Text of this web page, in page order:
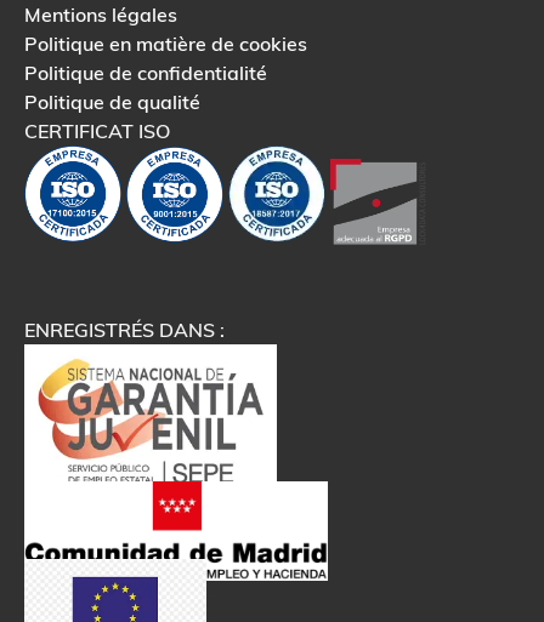
Mentions légales
Politique en matière de cookies
Politique de confidentialité
Politique de qualité
CERTIFICAT ISO
ENREGISTRÉS DANS :